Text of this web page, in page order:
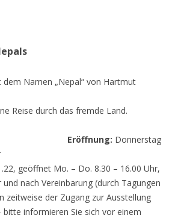
dem Namen „Nepal“ von Hartmut
Reise durch das fremde Land.
Eröffnung: Donnerstag
geöffnet Mo. – Do. 8.30 – 16.00 Uhr,
und nach Vereinbarung (durch Tagungen
zeitweise der Zugang zur Ausstellung
informieren Sie sich vor einem